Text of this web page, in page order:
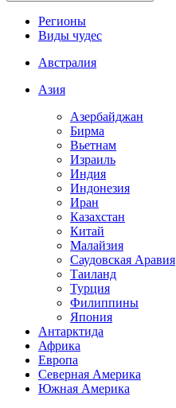
Регионы
Виды чудес
Австралия
Азия
Азербайджан
Бирма
Вьетнам
Израиль
Индия
Индонезия
Иран
Казахстан
Китай
Малайзия
Саудовская Аравия
Таиланд
Турция
Филиппины
Япония
Антарктида
Африка
Европа
Северная Америка
Южная Америка